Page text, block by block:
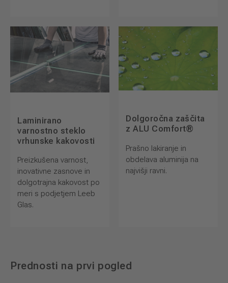
Laminirano
varnostno steklo
vrhunske kakovosti
Preizkušena varnost,
inovativne zasnove in
dolgotrajna kakovost po
meri s podjetjem Leeb
Glas.
Dolgoročna zaščita
z ALU Comfort®
Prašno lakiranje in
obdelava aluminija na
najvišji ravni.
Prednosti na prvi pogled